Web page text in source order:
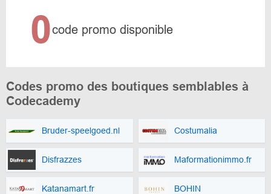
0code promo disponible
Codes promo des boutiques semblables à
Codecademy
Bruder-speelgoed.nl Costumalia
Disfrazzes Maformationimmo.fr
Katanamart.fr BOHIN